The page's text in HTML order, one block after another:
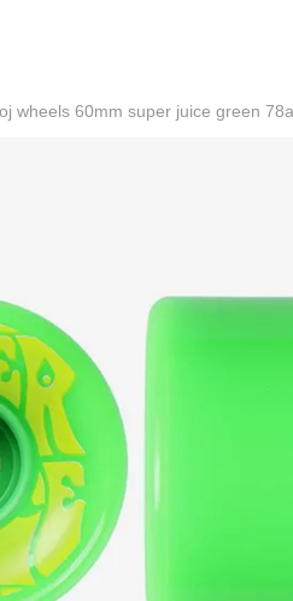
wheels 60mm super juice green 78a